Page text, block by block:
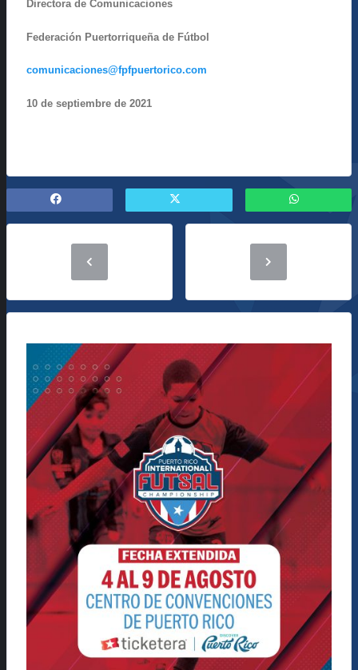
Directora de Comunicaciones
Federación Puertorriqueña de Fútbol
comunicaciones@fpfpuertorico.com
10 de septiembre de 2021